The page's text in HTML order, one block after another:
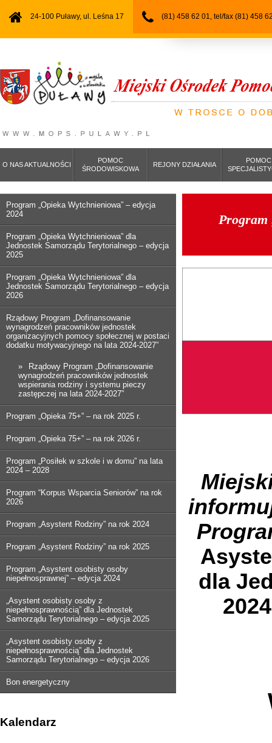
24-100 Puławy, ul. Leśna 17 (81) 458 62 01, tel/fax (81) 458
O NAS AKTUALNOŚCI
POMOC
ŚRODOWISKOWA
REJONY DZIAŁANIA
POMOC
Program
dla
Program „Opieka Wytchnieniowa” – edycja
2024
Program „Opieka Wytchnieniowa” dla
Jednostek Samorządu Terytorialnego – edycja
2025
Program „Opieka Wytchnieniowa” dla
Jednostek Samorządu Terytorialnego – edycja
2026
Rządowy Program „Dofinansowanie
wynagrodzeń pracowników jednostek
organizacyjnych pomocy społecznej w postaci
dodatku motywacyjnego na lata 2024-2027”
Rządowy Program „Dofinansowanie
wynagrodzeń pracowników jednostek
wspierania rodziny i systemu pieczy
zastępczej na lata 2024-2027”
Program „Opieka 75+” – na rok 2025 r.
Program „Opieka 75+” – na rok 2026 r.
Program „Posiłek w szkole i w domu” na lata
2024 – 2028
Program “Korpus Wsparcia Seniorów” na rok
2026
Program „Asystent Rodziny” na rok 2024
Program „Asystent Rodziny” na rok 2025
Program „Asystent osobisty osoby
niepełnosprawnej” – edycja 2024
„Asystent osobisty osoby z
niepełnosprawnością” dla Jednostek
Samorządu Terytorialnego – edycja 2025
„Asystent osobisty osoby z
niepełnosprawnością” dla Jednostek
Samorządu Terytorialnego – edycja 2026
Bon energetyczny
Kalendarz